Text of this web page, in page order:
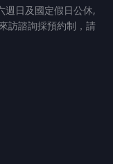
週日及國定假日公休,
訪諮詢採預約制，請